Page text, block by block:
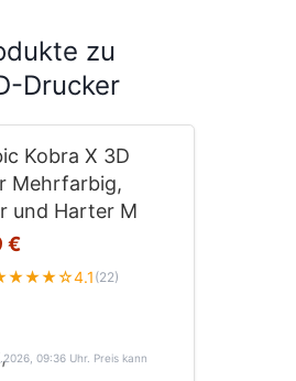
zu
Drucker
Kobra X 3D
Mehrfarbig,
und Harter M
€
4.1 (22)
09:36 Uhr. Preis kann